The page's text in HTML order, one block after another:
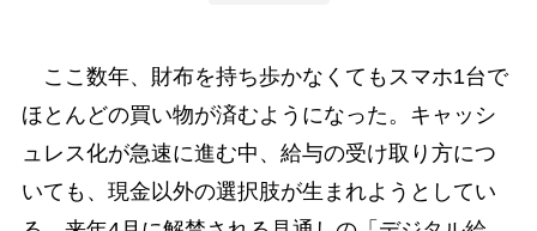
ここ数年、財布を持ち歩かなくてもスマホ1台で
ほとんどの買い物が済むようになった。キャッシ
ュレス化が急速に進む中、給与の受け取り方につ
いても、現金以外の選択肢が生まれようとしてい